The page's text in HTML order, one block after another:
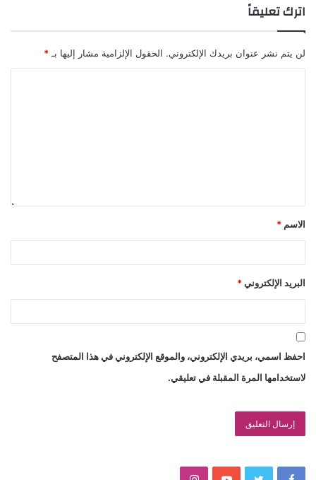
اترك تعليقاً
لن يتم نشر عنوان بريدك الإلكتروني. الحقول الإلزامية مشار إليها بـ *
الاسم *
البريد الإلكتروني *
احفظ اسمي، بريدي الإلكتروني، والموقع الإلكتروني في هذا المتصفح
لاستخدامها المرة المقبلة في تعليقي.